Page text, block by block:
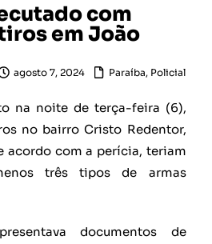
com
em João
agosto 7, 2024 Paraíba, Policial
na noite de terça-feira (6),
no bairro Cristo Redentor,
acordo com a perícia, teriam
três tipos de armas
documentos de